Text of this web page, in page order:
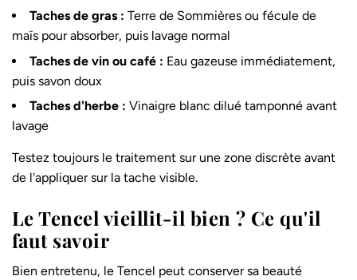
Taches de gras : Terre de Sommières ou fécule de
maïs pour absorber, puis lavage normal
Taches de vin ou café : Eau gazeuse immédiatement,
puis savon doux
Taches d'herbe : Vinaigre blanc dilué tamponné avant
lavage
Testez toujours le traitement sur une zone discrète avant
de l'appliquer sur la tache visible.
Le Tencel vieillit-il bien ? Ce qu'il
faut savoir
Bien entretenu, le Tencel peut conserver sa beauté